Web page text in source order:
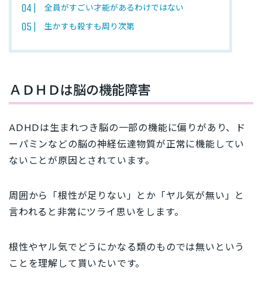
全員がすごい才能があるわけではない
生かすも殺すも周り次第
ＡＤＨＤは脳の機能障害
ADHDは生まれつき脳の一部の機能に偏りがあり、ド
ーパミンなどの脳の神経伝達物質が正常に機能してい
ないことが原因 とされています。
周囲から「根性が足りない」とか「ヤル気が無い」と
言われると非常にツライ思いをします。
根性やヤル気でどうにかなる類のものでは無い という
ことを理解して貰いたいです。